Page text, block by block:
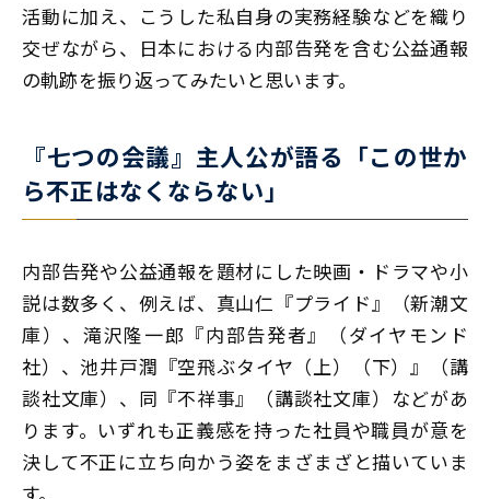
活動に加え、こうした私自身の実務経験などを織り
交ぜながら、日本における内部告発を含む公益通報
の軌跡を振り返ってみたいと思います。
『七つの会議』主人公が語る「この世か
ら不正はなくならない」
内部告発や公益通報を題材にした映画・ドラマや小
説は数多く、例えば、真山仁『プライド』（新潮文
庫）、滝沢隆一郎『内部告発者』（ダイヤモンド
社）、池井戸潤『空飛ぶタイヤ（上）（下）』（講
談社文庫）、同『不祥事』（講談社文庫）などがあ
ります。いずれも正義感を持った社員や職員が意を
決して不正に立ち向かう姿をまざまざと描いていま
す。